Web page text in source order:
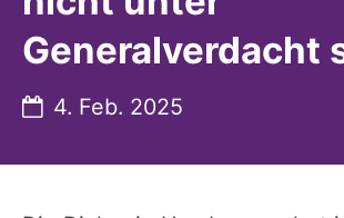
Generalverdacht
Datum:
4. Feb. 2025